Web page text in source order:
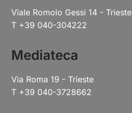
Viale Romolo Gessi 14 - Trieste
T +39 040-304222
Mediateca
Via Roma 19 - Trieste
T +39 040-3728662